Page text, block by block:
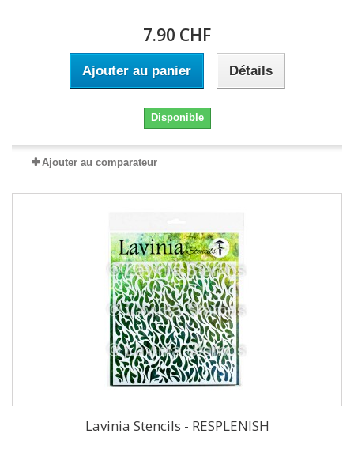
7.90 CHF
Ajouter au panier Détails
Disponible
Ajouter au comparateur
Lavinia Stencils - RESPLENISH